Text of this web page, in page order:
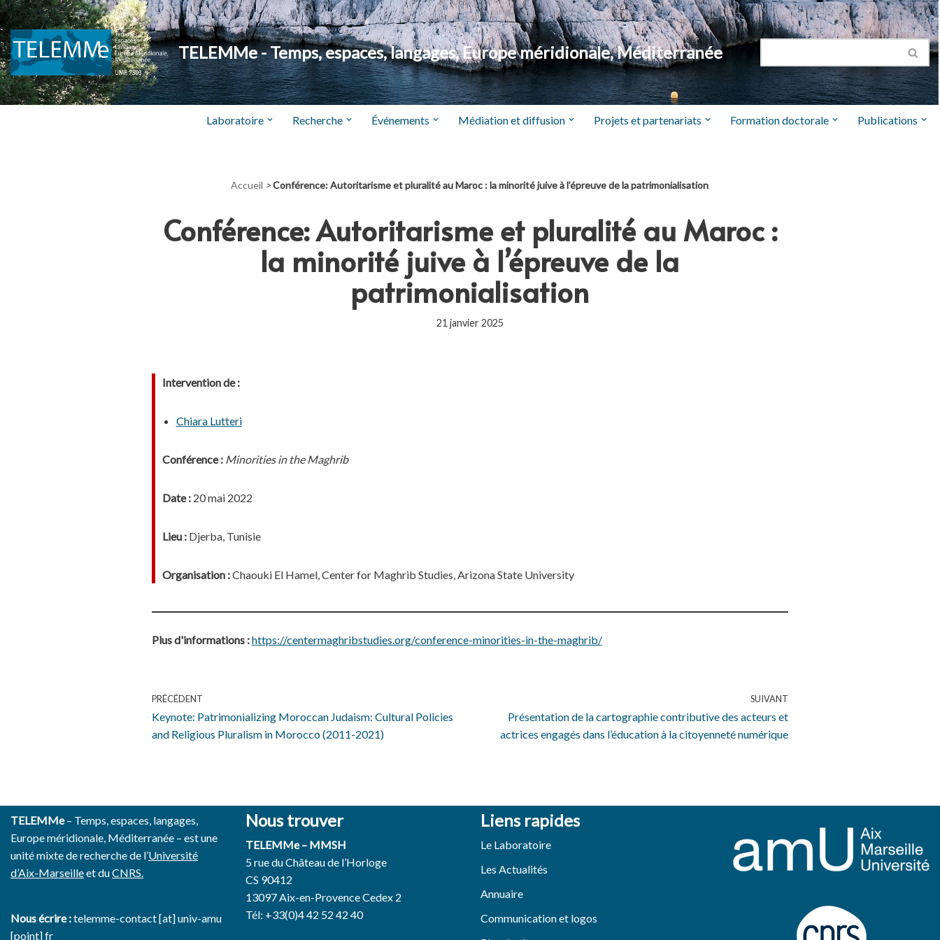
Aller
au
contenu
TELEMMe - Temps, espaces, langages, Europe méridionale, Méditerranée
Laboratoire Recherche Événements Médiation et diffusion Projets et partenariats Formation doctorale Publications
Accueil >Conférence: Autoritarisme et pluralité au Maroc : la minorité juive à l’épreuve de la patrimonialisation
Conférence: Autoritarisme et pluralité au Maroc :
la minorité juive à l’épreuve de la
patrimonialisation
21 janvier 2025
Intervention de :
Chiara Lutteri
Conférence :Minorities in the Maghrib
Date :20 mai 2022
Lieu :Djerba, Tunisie
Organisation :Chaouki El Hamel, Center for Maghrib Studies, Arizona State University
Plus d'informations :https://centermaghribstudies.org/conference-minorities-in-the-maghrib/
PRÉCÉDENT
Keynote: Patrimonializing Moroccan Judaism: Cultural Policies
and Religious Pluralism in Morocco (2011-2021)
SUIVANT
Présentation de la cartographie contributive des acteurs et
actrices engagés dans l’éducation à la citoyenneté numérique
TELEMMe– Temps, espaces, langages,
Europe méridionale, Méditerranée – est une
unité mixte de recherche de l’Université
d’Aix-Marseilleet duCNRS.
Nous écrire :telemme-contact [at] univ-amu
[point] fr
Nous trouver
TELEMMe – MMSH
5 rue du Château de l’Horloge
CS 90412
13097 Aix-en-Provence Cedex 2
Tél: +33(0)4 42 52 42 40
Liens rapides
Le Laboratoire
Les Actualités
Annuaire
Communication et logos